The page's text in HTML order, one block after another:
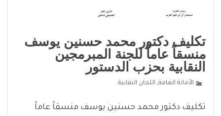
تكليف دكتور محمد حسنين يوسف
منسقاً عاماً للجنة المبرمجين
النقابية بحزب الدستور
الأمانة العامة, اللجان النقابية
تكليف دكتور محمد حسنين يوسف منسقاً عاماً